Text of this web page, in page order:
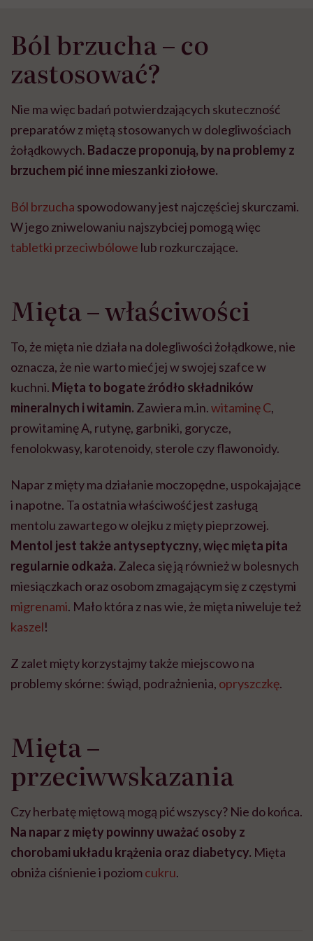
Ból brzucha – co
zastosować?
Nie ma więc badań potwierdzających skuteczność
preparatów z miętą stosowanych w dolegliwościach
żołądkowych. Badacze proponują, by na problemy z
brzuchem pić inne mieszanki ziołowe.
Ból brzucha spowodowany jest najczęściej skurczami.
W jego zniwelowaniu najszybciej pomogą więc
tabletki przeciwbólowe lub rozkurczające.
Mięta – właściwości
To, że mięta nie działa na dolegliwości żołądkowe, nie
oznacza, że nie warto mieć jej w swojej szafce w
kuchni. Mięta to bogate źródło składników
mineralnych i witamin. Zawiera m.in.witaminę C,
prowitaminę A, rutynę, garbniki, gorycze,
fenolokwasy, karotenoidy, sterole czy flawonoidy.
Napar z mięty ma działanie moczopędne, uspokajające
i napotne. Ta ostatnia właściwość jest zasługą
mentolu zawartego w olejku z mięty pieprzowej.
Mentol jest także antyseptyczny, więc mięta pita
regularnie odkaża. Zaleca się ją również w bolesnych
miesiączkach oraz osobom zmagającym się z częstymi
migrenami. Mało która z nas wie, że mięta niweluje też
kaszel!
Z zalet mięty korzystajmy także miejscowo na
problemy skórne: świąd, podrażnienia, opryszczkę.
Mięta –
przeciwwskazania
Czy herbatę miętową mogą pić wszyscy? Nie do końca.
Na napar z mięty powinny uważać osoby z
chorobami układu krążenia oraz diabetycy. Mięta
obniża ciśnienie i poziomcukru.